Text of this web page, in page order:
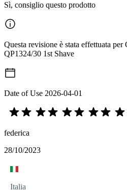
Sì, consiglio questo prodotto
Questa revisione è stata effettuata per
QP1324/30 1st Shave
Date of Use 2026-04-01
federica
28/10/2023
Italia